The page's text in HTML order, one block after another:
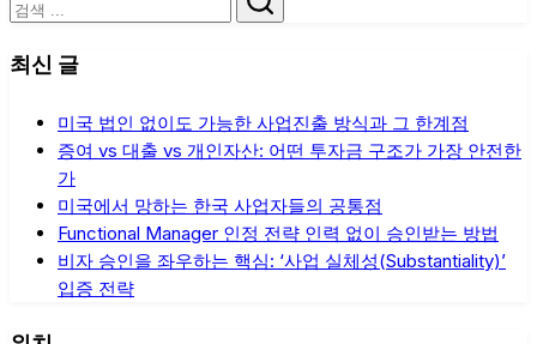
검
최신 글
미국 법인 없이도 가능한 사업진출 방식과 그 한계점
증여 vs 대출 vs 개인자산: 어떤 투자금 구조가 가장 안전한
가
미국에서 망하는 한국 사업자들의 공통점
Functional Manager 인정 전략 인력 없이 승인받는 방법
비자 승인을 좌우하는 핵심: ‘사업 실체성(Substantiality)’
입증 전략